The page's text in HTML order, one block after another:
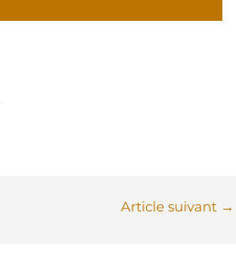
Article suivant →